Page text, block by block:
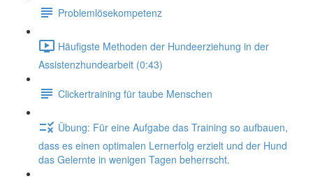
Problemlösekompetenz
Häufigste Methoden der Hundeerziehung in der
Assistenzhundearbeit (0:43)
Clickertraining für taube Menschen
Übung: Für eine Aufgabe das Training so aufbauen,
dass es einen optimalen Lernerfolg erzielt und der Hund
das Gelernte in wenigen Tagen beherrscht.